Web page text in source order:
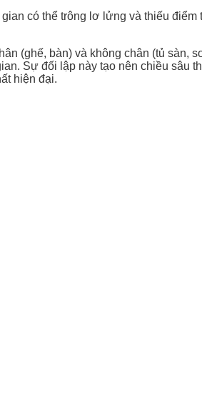
có thể trông lơ lửng và thiếu
(ghế, bàn) và không chân (tủ sàn,
Sự đối lập này tạo nên chiều sâu
hiện đại.